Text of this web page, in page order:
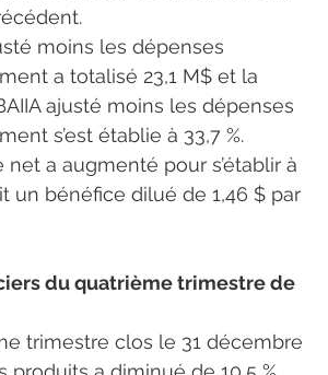
moins les dépenses
a totalisé 23,1 M$ et la
ajusté moins les dépenses
s’est établie à 33,7 %.
net a augmenté pour s’établir à
un bénéfice dilué de 1,46 $ par
du quatrième trimestre de
trimestre clos le 31 décembre